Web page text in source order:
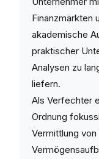
Finanzmärkten
akademische
praktischer
Analysen zu
liefern.
Als Verfechter
Ordnung
Vermittlung